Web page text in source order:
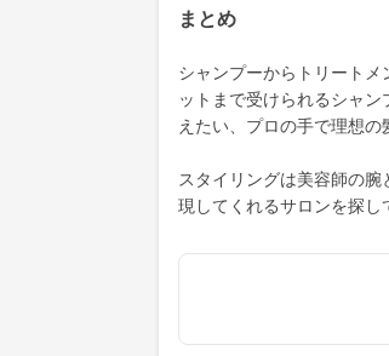
まとめ
シャンプーからトリート
ットまで受けられるシャ
えたい、プロの手で理想の
スタイリングは美容師の
現してくれるサロンを探し